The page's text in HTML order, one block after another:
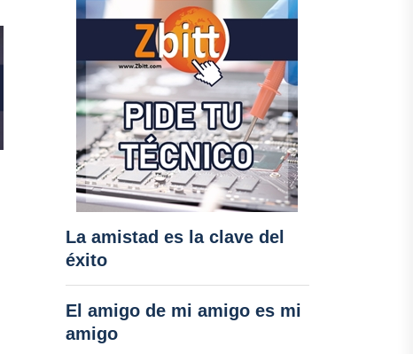
La amistad es la clave del
éxito
El amigo de mi amigo es mi
amigo